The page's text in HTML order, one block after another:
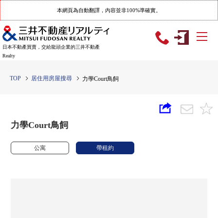
本網頁為自動翻譯，內容並非100%準確實。
日本不動產買賣，交給龍頭企業的三井不動產
Realty
TOP 居住用房屋搜尋 力學Court鳥飼
力學Court鳥飼
公寓 帶租約